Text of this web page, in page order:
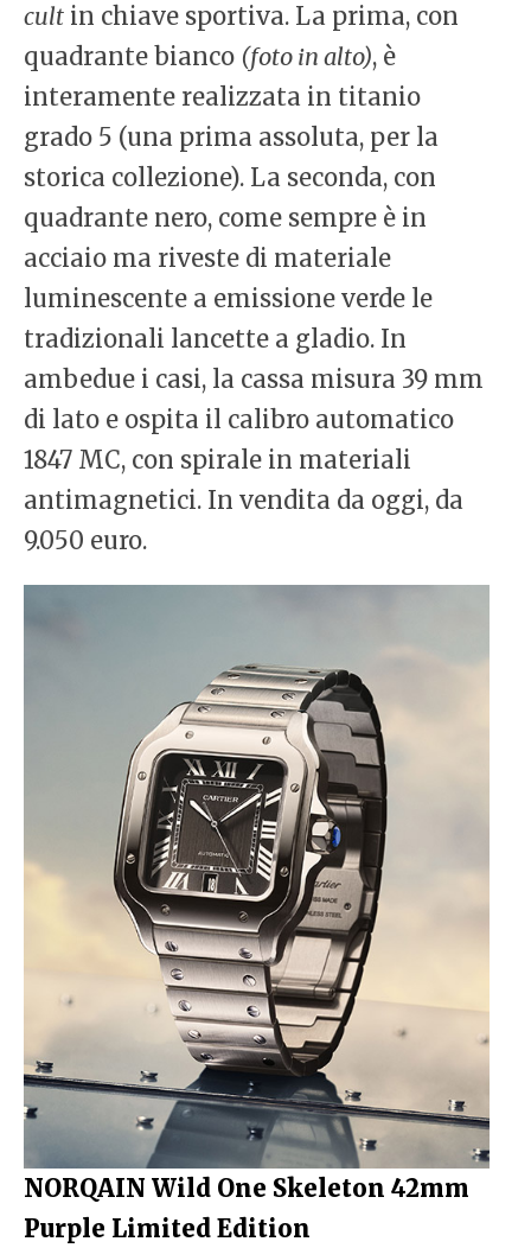
cult in chiave sportiva. La prima, con
quadrante bianco (foto in alto), è
interamente realizzata in titanio
grado 5 (una prima assoluta, per la
storica collezione). La seconda, con
quadrante nero, come sempre è in
acciaio ma riveste di materiale
luminescente a emissione verde le
tradizionali lancette a gladio. In
ambedue i casi, la cassa misura 39 mm
di lato e ospita il calibro automatico
1847 MC, con spirale in materiali
antimagnetici. In vendita da oggi, da
9.050 euro.
NORQAIN Wild One Skeleton 42mm
Purple Limited Edition